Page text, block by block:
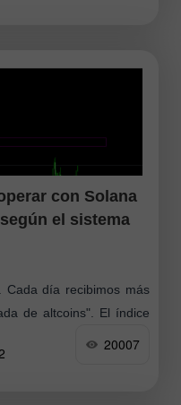
con Solana
el sistema
Cada día recibimos más
de altcoins". El índice
y ya está
20007